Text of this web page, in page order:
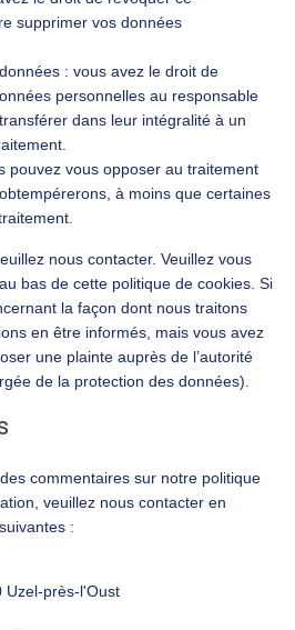
supprimer vos données
: vous avez le droit de
personnelles au responsable
dans leur intégralité à un
pouvez vous opposer au traitement
à moins que certaines
nous contacter. Veuillez vous
bas de cette politique de cookies. Si
la façon dont nous traitons
en être informés, mais vous avez
une plainte auprès de l’autorité
de la protection des données).
commentaires sur notre politique
veuillez nous contacter en
:
Uzel-près-l'Oust